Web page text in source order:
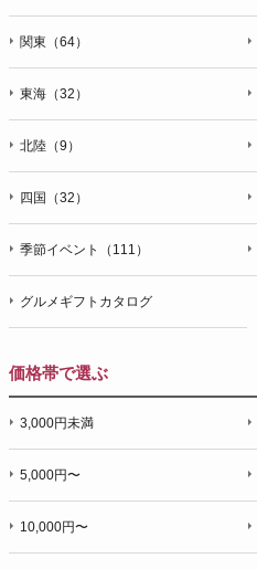
関東（64）
東海（32）
北陸（9）
四国（32）
季節イベント（111）
グルメギフトカタログ
価格帯で選ぶ
3,000円未満
5,000円〜
10,000円〜